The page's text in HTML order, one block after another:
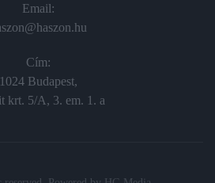
Email:
Cím:
1024 Budapest,
krt. 5/A, 3. em. 1. a